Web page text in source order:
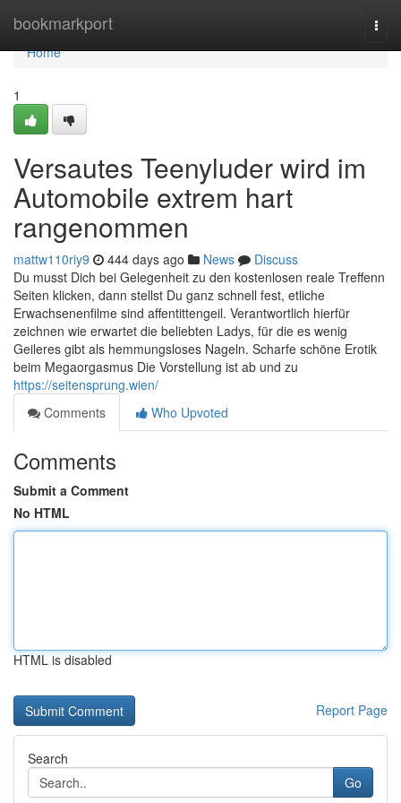
bookmarkport
Home
Home
1
Versautes Teenyluder wird im
Automobile extrem hart
rangenommen
mattw110riy9 444 days ago News
Discuss
Du musst Dich bei Gelegenheit zu den kostenlosen reale Treffenn
Seiten klicken, dann stellst Du ganz schnell fest, etliche
Erwachsenenfilme sind affentittengeil. Verantwortlich hierfür
zeichnen wie erwartet die beliebten Ladys, für die es wenig
Geileres gibt als hemmungsloses Nageln. Scharfe schöne Erotik
beim Megaorgasmus Die Vorstellung ist ab und zu
https://seitensprung.wien/
Comments
Who Upvoted
Comments
Submit a Comment
No HTML
HTML is disabled
Report Page
Search
Go